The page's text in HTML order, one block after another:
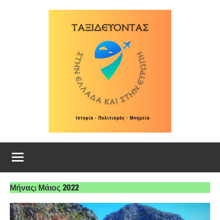
Ταξιδεύοντας
στην
Ελλάδα
και
Πολιτισμός
–
Μνημεία
Μήνας: Μάιος 2022